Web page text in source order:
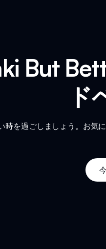
But
ド
を過ごしましょう。お気